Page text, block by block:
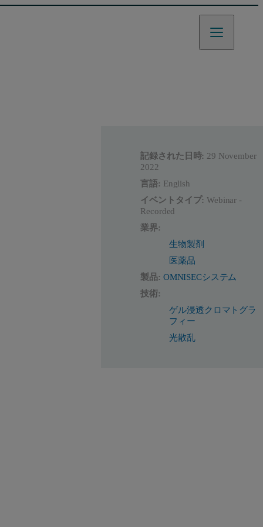
記録された日時: 29 November
2022
言語: English
イベントタイプ: Webinar -
Recorded
業界:
生物製剤
医薬品
製品: OMNISECシステム
技術:
ゲル浸透クロマトグラ
フィー
光散乱